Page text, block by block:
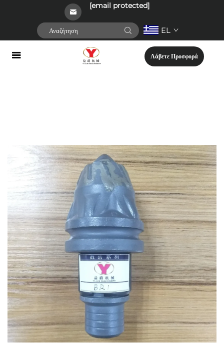
[email protected]
EL
Λάβετε Προσφορά